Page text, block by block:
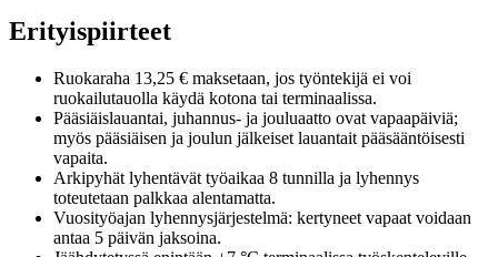
Erityispiirteet
Ruokaraha 13,25 € maksetaan, jos työntekijä ei voi
ruokailutauolla käydä kotona tai terminaalissa.
Pääsiäislauantai, juhannus- ja jouluaatto ovat vapaapäiviä;
myös pääsiäisen ja joulun jälkeiset lauantait pääsääntöisesti
vapaita.
Arkipyhät lyhentävät työaikaa 8 tunnilla ja lyhennys
toteutetaan palkkaa alentamatta.
Vuosityöajan lyhennysjärjestelmä: kertyneet vapaat voidaan
antaa 5 päivän jaksoina.